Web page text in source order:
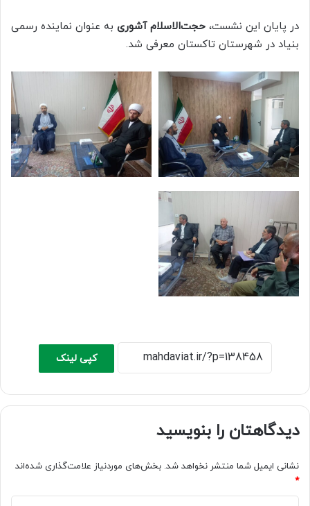
در پایان این نشست، حجت‌الاسلام آشوری به عنوان نماینده رسمی
بنیاد در شهرستان تاکستان معرفی شد.
کپی لینک
دیدگاهتان را بنویسید
نشانی ایمیل شما منتشر نخواهد شد. بخش‌های موردنیاز علامت‌گذاری شده‌اند
*